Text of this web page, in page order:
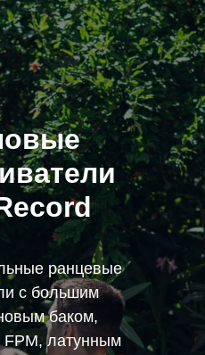
ранцевые
с большим
баком,
FPM, латунным